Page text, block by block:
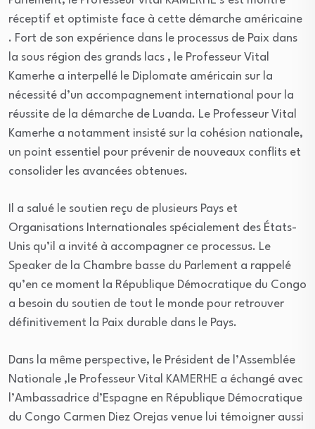
réceptif et optimiste face à cette démarche américaine
. Fort de son expérience dans le processus de Paix dans
la sous région des grands lacs , le Professeur Vital
Kamerhe a interpellé le Diplomate américain sur la
nécessité d’un accompagnement international pour la
réussite de la démarche de Luanda. Le Professeur Vital
Kamerhe a notamment insisté sur la cohésion nationale,
un point essentiel pour prévenir de nouveaux conflits et
consolider les avancées obtenues.
Il a salué le soutien reçu de plusieurs Pays et
Organisations Internationales spécialement des États-
Unis qu’il a invité à accompagner ce processus. Le
Speaker de la Chambre basse du Parlement a rappelé
qu’en ce moment la République Démocratique du Congo
a besoin du soutien de tout le monde pour retrouver
définitivement la Paix durable dans le Pays.
Dans la même perspective, le Président de l’Assemblée
Nationale ,le Professeur Vital KAMERHE a échangé avec
l’Ambassadrice d’Espagne en République Démocratique
du Congo Carmen Diez Orejas venue lui témoigner aussi